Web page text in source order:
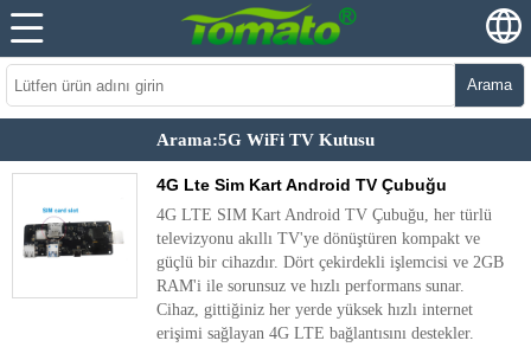
Arama
Arama:5G WiFi TV Kutusu
4G Lte Sim Kart Android TV Çubuğu
4G LTE SIM Kart Android TV Çubuğu, her türlü
televizyonu akıllı TV'ye dönüştüren kompakt ve
güçlü bir cihazdır. Dört çekirdekli işlemcisi ve 2GB
RAM'i ile sorunsuz ve hızlı performans sunar.
Cihaz, gittiğiniz her yerde yüksek hızlı internet
erişimi sağlayan 4G LTE bağlantısını destekler.